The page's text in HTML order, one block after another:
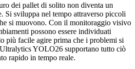
dei pallet di solito non diventa un
Si sviluppa nel tempo attraverso piccoli
si muovono. Con il monitoraggio visivo
possono essere individuati
più facile agire prima che i problemi si
YOLO26 supportano tutto ciò
rapido in tempo reale.